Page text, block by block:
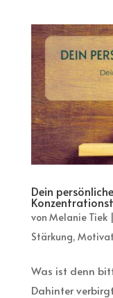
Dein
von Melanie Tiek|
Stärkung,
Was ist denn
Dahinter